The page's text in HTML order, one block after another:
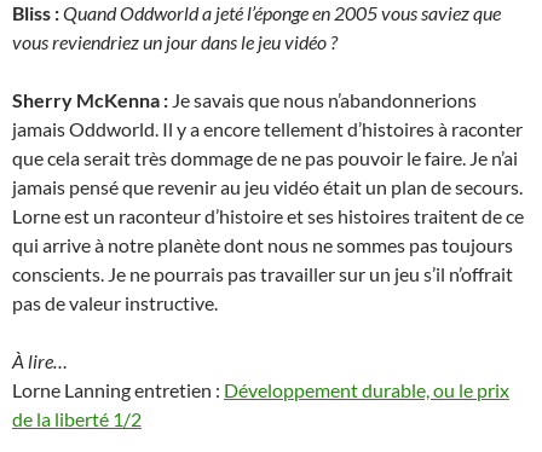
Bliss :Quand Oddworld a jeté l’éponge en 2005 vous saviez que
vous reviendriez un jour dans le jeu vidéo ?
Sherry McKenna : Je savais que nous n’abandonnerions
jamais Oddworld. Il y a encore tellement d’histoires à raconter
que cela serait très dommage de ne pas pouvoir le faire. Je n’ai
jamais pensé que revenir au jeu vidéo était un plan de secours.
Lorne est un raconteur d’histoire et ses histoires traitent de ce
qui arrive à notre planète dont nous ne sommes pas toujours
conscients. Je ne pourrais pas travailler sur un jeu s’il n’offrait
pas de valeur instructive.
À lire…
Lorne Lanning entretien : Développement durable, ou le prix
de la liberté 1/2